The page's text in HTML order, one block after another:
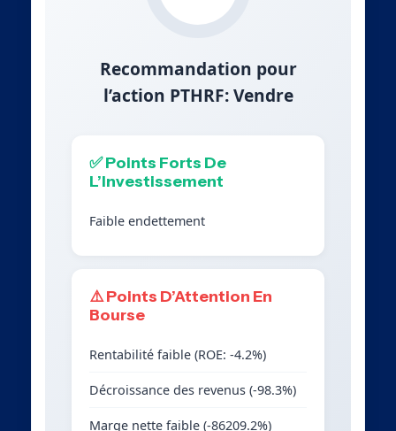
Recommandation pour
l’action PTHRF: Vendre
✅ Points Forts De
L’Investissement
Faible endettement
⚠️ Points D’Attention En
Bourse
Rentabilité faible (ROE: -4.2%)
Décroissance des revenus (-98.3%)
Marge nette faible (-86209.2%)